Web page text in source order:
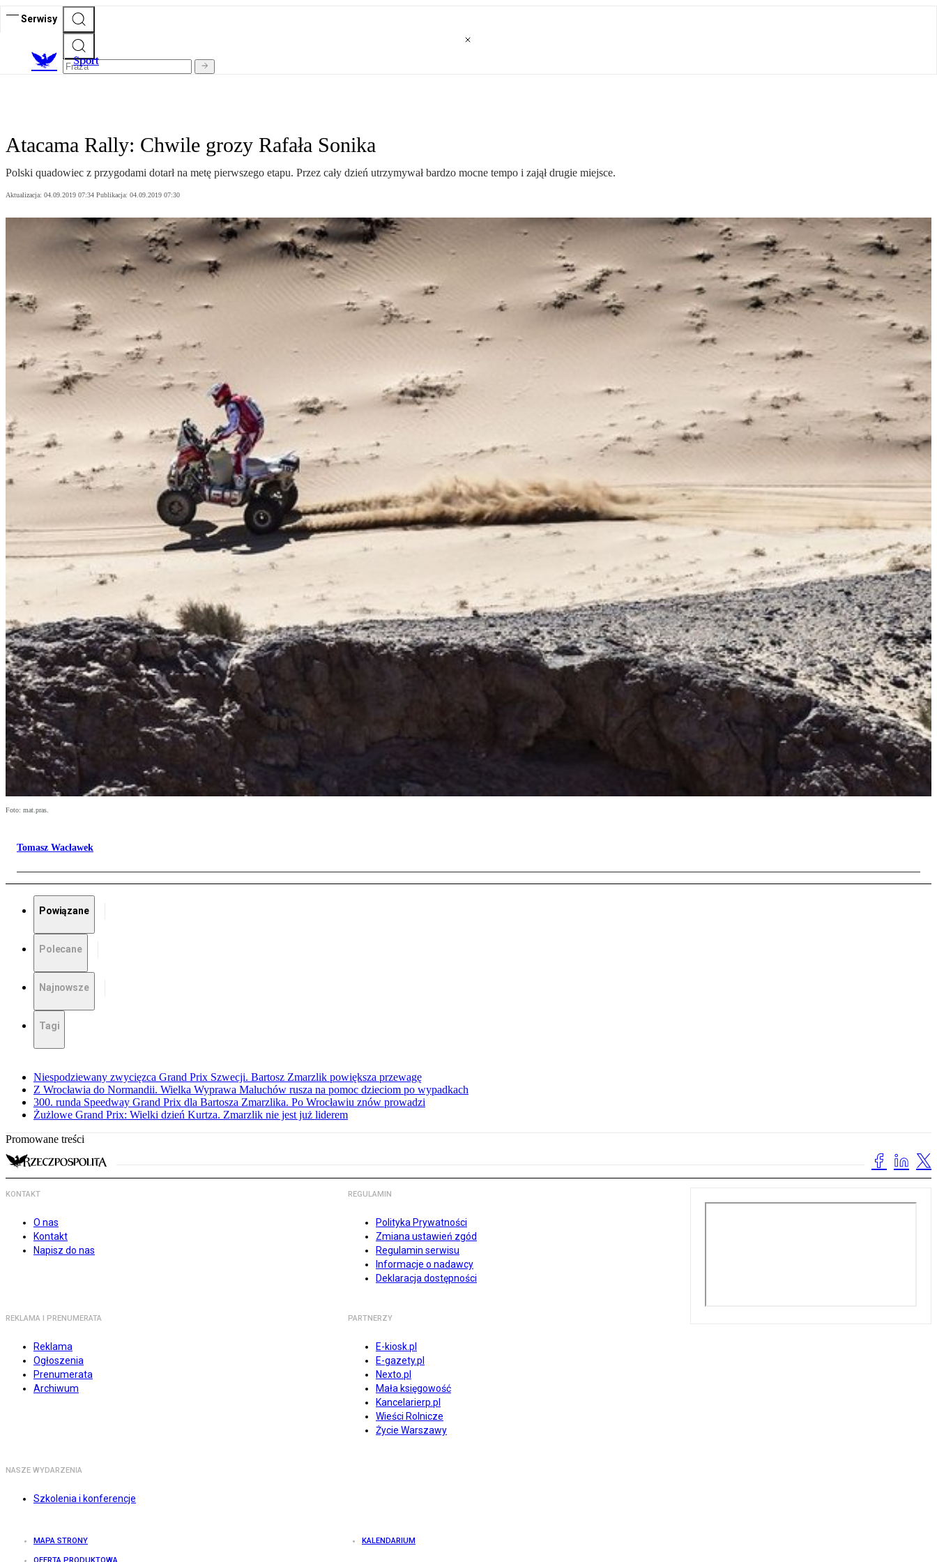
Serwisy
Sport
Atacama Rally: Chwile grozy Rafała Sonika
Polski quadowiec z przygodami dotarł na metę pierwszego etapu. Przez cały dzień utrzymywał bardzo mocne tempo i zajął drugie miejsce.
Aktualizacja: 04.09.2019 07:34 Publikacja: 04.09.2019 07:30
Foto: mat.pras.
Tomasz Wacławek
Powiązane
Polecane
Najnowsze
Tagi
Niespodziewany zwycięzca Grand Prix Szwecji. Bartosz Zmarzlik powiększa przewagę
Z Wrocławia do Normandii. Wielka Wyprawa Maluchów rusza na pomoc dzieciom po wypadkach
300. runda Speedway Grand Prix dla Bartosza Zmarzlika. Po Wrocławiu znów prowadzi
Żużlowe Grand Prix: Wielki dzień Kurtza. Zmarzlik nie jest już liderem
Promowane treści
KONTAKT
O nas
Kontakt
Napisz do nas
REGULAMIN
Polityka Prywatności
Zmiana ustawień zgód
Regulamin serwisu
Informacje o nadawcy
Deklaracja dostępności
REKLAMA I PRENUMERATA
Reklama
Ogłoszenia
Prenumerata
Archiwum
PARTNERZY
E-kiosk.pl
E-gazety.pl
Nexto.pl
Mała księgowość
Kancelarierp.pl
Wieści Rolnicze
Życie Warszawy
NASZE WYDARZENIA
Szkolenia i konferencje
MAPA STRONY KALENDARIUM